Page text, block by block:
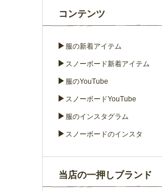
コンテンツ
▶ 服の新着アイテム
▶ スノーボード新着アイテム
▶ 服のYouTube
▶ スノーボードYouTube
▶ 服のインスタグラム
▶ スノーボードのインスタ
当店の一押しブランド